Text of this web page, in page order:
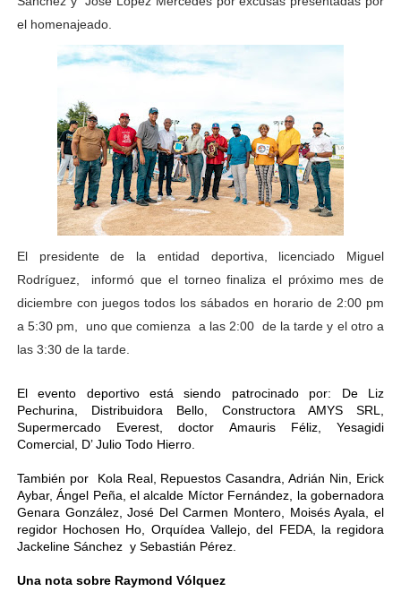
el homenajeado.
El presidente de la entidad deportiva, licenciado Miguel
Rodríguez,
informó que el torneo finaliza el próximo mes de
diciembre con juegos todos los sábados en horario de 2:00 pm
a 5:30 pm, uno que comienza
a las 2:00 de la tarde y el otro a
las 3:30 de la tarde.
El evento deportivo está siendo patrocinado por: De Liz
Pechurina, Distribuidora Bello, Constructora AMYS SRL,
Supermercado Everest, doctor Amauris Féliz, Yesagidi
Comercial, D’ Julio Todo Hierro.
También por Kola Real, Repuestos Casandra, Adrián Nin, Erick
Aybar, Ángel Peña, el alcalde Míctor Fernández, la gobernadora
Genara González, José Del Carmen Montero, Moisés Ayala, el
regidor Hochosen Ho, Orquídea Vallejo, del FEDA, la regidora
Jackeline Sánchez y Sebastián Pérez.
Una nota sobre Raymond Vólquez